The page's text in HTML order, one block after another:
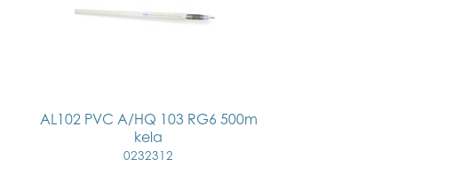
AL102 PVC A/HQ 103 RG6 500m
kela
0232312